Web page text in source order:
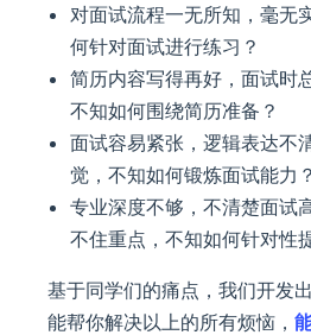
对面试流程一无所知，毫无
何针对面试进行练习？
简历内容写得再好，面试时
不知如何围绕简历准备？
面试容易紧张，逻辑表达不
觉，不知如何锻炼面试能力？
专业深度不够，不清楚面试
不住重点，不知如何针对性
基于同学们的痛点，我们开发
能帮你解决以上的所有烦恼，